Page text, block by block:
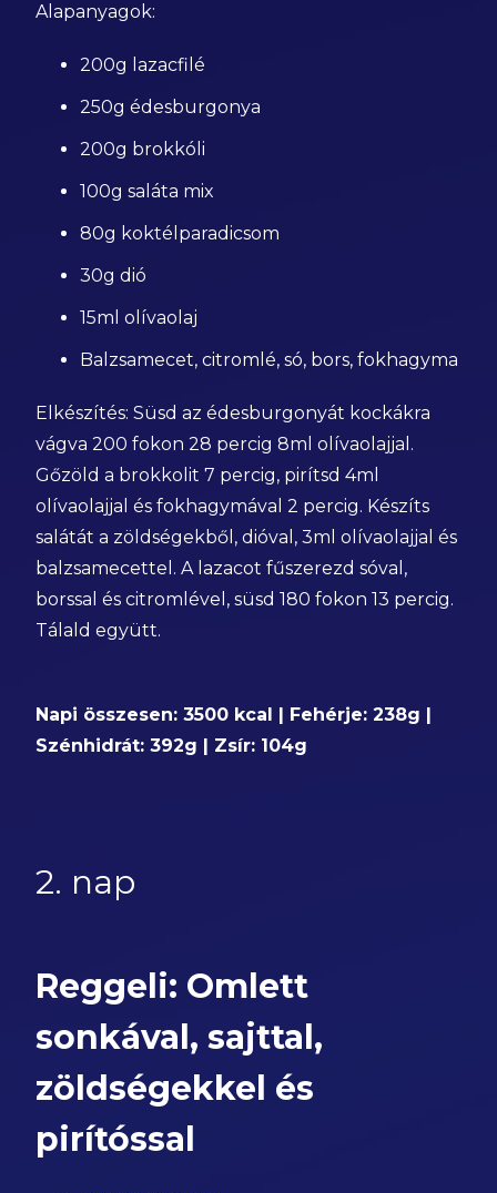
Alapanyagok:
200g lazacfilé
250g édesburgonya
200g brokkóli
100g saláta mix
80g koktélparadicsom
30g dió
15ml olívaolaj
Balzsamecet, citromlé, só, bors, fokhagyma
Elkészítés: Süsd az édesburgonyát kockákra
vágva 200 fokon 28 percig 8ml olívaolajjal.
Gőzöld a brokkolit 7 percig, pirítsd 4ml
olívaolajjal és fokhagymával 2 percig. Készíts
salátát a zöldségekből, dióval, 3ml olívaolajjal és
balzsamecettel. A lazacot fűszerezd sóval,
borssal és citromlével, süsd 180 fokon 13 percig.
Tálald együtt.
Napi összesen: 3500 kcal | Fehérje: 238g |
Szénhidrát: 392g | Zsír: 104g
2. nap
Reggeli: Omlett
sonkával, sajttal,
zöldségekkel és
pirítóssal